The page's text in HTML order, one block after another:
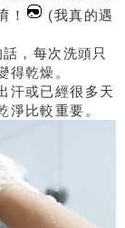
！
(我真的遇
，每次洗頭只
得乾燥。
汗或已經很多天
淨比較重要。